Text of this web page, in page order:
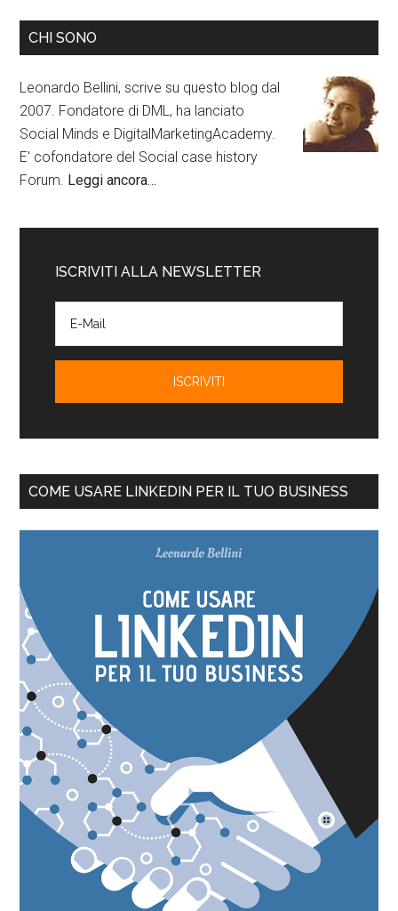
CHI SONO
Leonardo Bellini, scrive su questo blog dal
2007. Fondatore di DML, ha lanciato
Social Minds e DigitalMarketingAcademy.
E' cofondatore del Social case history
Forum. Leggi ancora…
ISCRIVITI ALLA NEWSLETTER
COME USARE LINKEDIN PER IL TUO BUSINESS